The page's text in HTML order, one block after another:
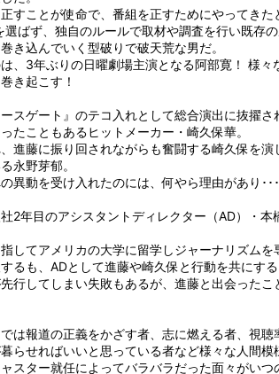
すことが使命で、番組を正すためにやってきた
選ばず、独自のルールで取材や調査を行い既存
き込んでいく型破りで破天荒な男だ。
、3年ぶりの日曜劇場主演となる阿部寛！ 様々
き起こす！
スゲート』のテコ入れとして総合演出に抜擢
たこともあるヒットメーカー・崎久保華。
進藤に振り回されながらも奮闘する崎久保を
永野芽郁。
異動を受け入れたのには、何やら理由があり･･･
2年目のアシスタントディレクター（AD）・本
してアメリカの大学に留学しジャーナリズムを
るも、ADとして進藤や崎久保と行動を共にす
行してしまい失敗もあるが、進藤と出会った
では報道の正義をかざす者、志に燃える者、視
らせればいいと思っている者など様々な人間模
スター就任によってバラバラだった面々がいつ